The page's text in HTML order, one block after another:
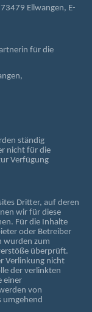
Ellwangen, E-
für die
ständig
nicht für die
Verfügung
Dritter, auf deren
wir für diese
Für die Inhalte
oder Betreiber
wurden zum
überprüft.
Verlinkung nicht
der verlinkten
einer
von
umgehend